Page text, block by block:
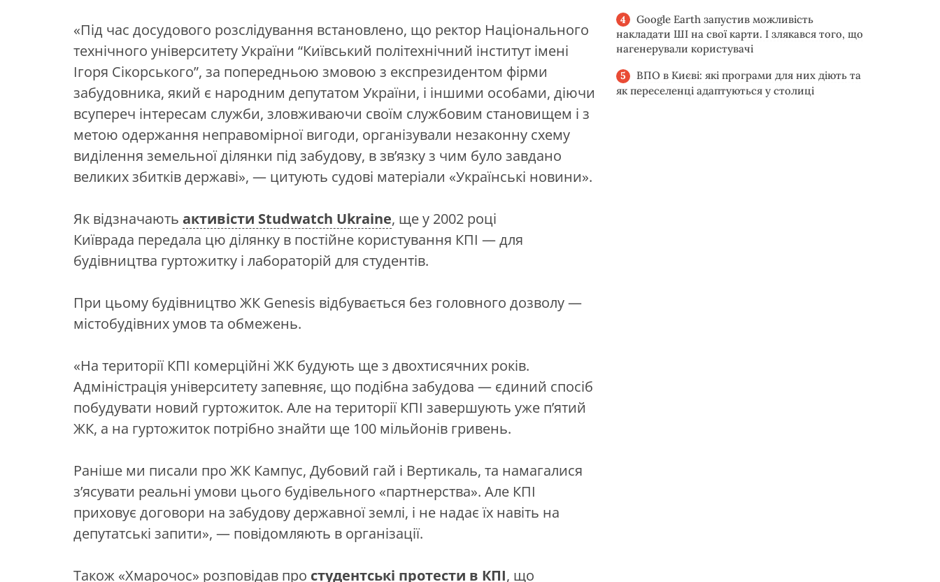
«Під час досудового розслідування встановлено, що ректор Національного
технічного університету України “Київський політехнічний інститут імені
Ігоря Сікорського”, за попередньою змовою з експрезидентом фірми
забудовника, який є народним депутатом України, і іншими особами, діючи
всупереч інтересам служби, зловживаючи своїм службовим становищем і з
метою одержання неправомірної вигоди, організували незаконну схему
виділення земельної ділянки під забудову, в зв’язку з чим було завдано
великих збитків державі», — цитують судові матеріали «Українські новини».
Як відзначають активісти Studwatch Ukraine, ще у 2002 році
Київрада передала цю ділянку в постійне користування КПІ — для
будівництва гуртожитку і лабораторій для студентів.
При цьому будівництво ЖК Genesis відбувається без головного дозволу —
містобудівних умов та обмежень.
«На території КПІ комерційні ЖК будують ще з двохтисячних років.
Адміністрація університету запевняє, що подібна забудова — єдиний спосіб
побудувати новий гуртожиток. Але на території КПІ завершують уже п’ятий
ЖК, а на гуртожиток потрібно знайти ще 100 мільйонів гривень.
Раніше ми писали про ЖК Кампус, Дубовий гай і Вертикаль, та намагалися
з’ясувати реальні умови цього будівельного «партнерства». Але КПІ
приховує договори на забудову державної землі, і не надає їх навіть на
депутатські запити», — повідомляють в організації.
Також «Хмарочос» розповідав про студентські протести в КПІ, що
Google Earth запустив можливість
накладати ШІ на свої карти. І злякався того, що
нагенерували користувачі
ВПО в Києві: які програми для них діють та
як переселенці адаптуються у столиці